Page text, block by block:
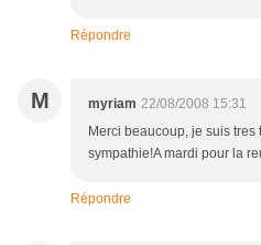
Répondre
M myriam 22/08/2008 15:31
Merci beaucoup, je suis
sympathie!A mardi pour la
Répondre